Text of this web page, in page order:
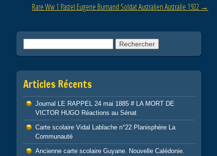
k
Rare Ww 1 Pastel Eugene Burnand Soldat Australien Australie 1922 →
Articles Récents
Journal LE RAPPEL 24 mai 1885 # LA MORT DE
VICTOR HUGO Réactions au Sénat
Carte scolaire Vidal Lablache n°22 Planisphère La
Communauté
Ancienne carte scolaire Guyane. Nouvelle Calédonie.